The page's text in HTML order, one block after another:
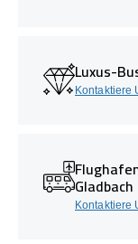
Luxus-
Kontaktiere
Gladbach
Kontaktiere